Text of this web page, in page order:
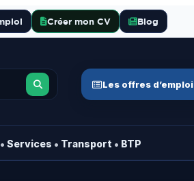
Créer mon CV Blog
Les offres d’emploi
• Services • Transport • BTP